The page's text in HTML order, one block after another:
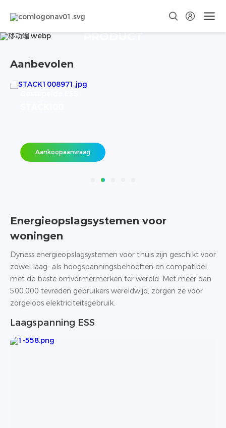
PRODUCT
Aanbevolen
Aankoopaanvraag
Energieopslagsystemen voor
woningen
Dyness energieopslagsystemen voor thuis zijn geschikt voor
zowel laag- als hoogspanningsbehoeften en compatibel
met de beste omvormermerken ter wereld. Met meer dan
500.000 tevreden gebruikers wereldwijd, zorgen ze voor
zorgeloos elektriciteitsgebruik.
Laagspanning ESS